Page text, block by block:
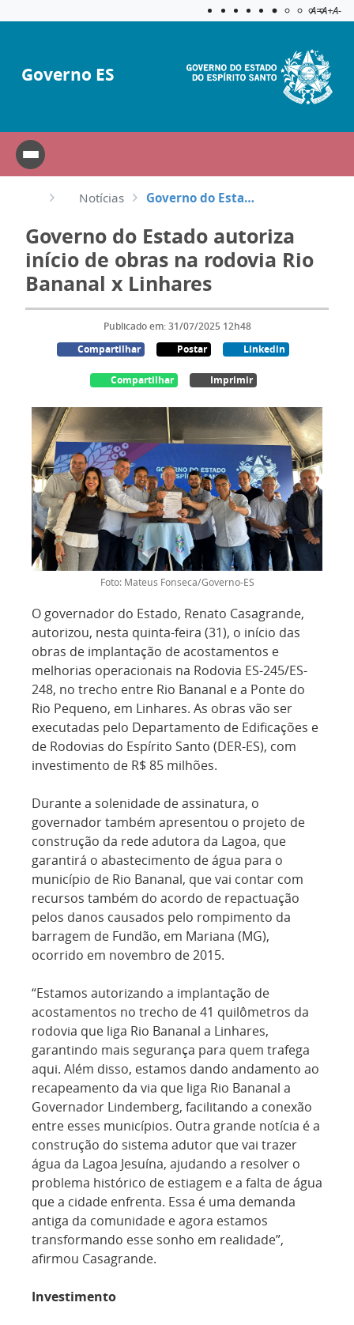
Aplicar
A=A+A-
Governo ES
Notícias Governo do Estado autoriza início de obras na rodovia Rio Bananal x Linhares
Governo do Estado autoriza
início de obras na rodovia Rio
Bananal x Linhares
Publicado em: 31/07/2025 12h48
Compartilhar
Postar Linkedin
Compartilhar Imprimir
Foto: Mateus Fonseca/Governo-ES
O governador do Estado, Renato Casagrande,
autorizou, nesta quinta-feira (31), o início das
obras de implantação de acostamentos e
melhorias operacionais na Rodovia ES-245/ES-
248, no trecho entre Rio Bananal e a Ponte do
Rio Pequeno, em Linhares. As obras vão ser
executadas pelo Departamento de Edificações e
de Rodovias do Espírito Santo (DER-ES), com
investimento de R$ 85 milhões.
Durante a solenidade de assinatura, o
governador também apresentou o projeto de
construção da rede adutora da Lagoa, que
garantirá o abastecimento de água para o
município de Rio Bananal, que vai contar com
recursos também do acordo de repactuação
pelos danos causados pelo rompimento da
barragem de Fundão, em Mariana (MG),
ocorrido em novembro de 2015.
“Estamos autorizando a implantação de
acostamentos no trecho de 41 quilômetros da
rodovia que liga Rio Bananal a Linhares,
garantindo mais segurança para quem trafega
aqui. Além disso, estamos dando andamento ao
recapeamento da via que liga Rio Bananal a
Governador Lindemberg, facilitando a conexão
entre esses municípios. Outra grande notícia é a
construção do sistema adutor que vai trazer
água da Lagoa Jesuína, ajudando a resolver o
problema histórico de estiagem e a falta de água
que a cidade enfrenta. Essa é uma demanda
antiga da comunidade e agora estamos
transformando esse sonho em realidade”,
afirmou Casagrande.
Investimento